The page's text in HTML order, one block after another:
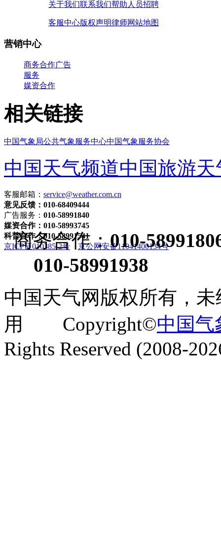
关于我们联系我们帮助 人员招聘
客服中心版权声明律师网站地图
营销中心
商务合作广告
服务
媒资合作
相关链接
中国气象局公共气象服务中心中国气象服务协会
中国天气频道中国旅游天
客服邮箱： service@weather.com.cn
意见反馈：010-68409444
广告服务： 010-58991840
媒资合作：010-58993745
科普合作：010-58991541
京ICP证010385-2号
京公网安备11041400134号
商务合作：010-
010-58991938
中国天气网版权所有，
用 Copyright©中国气
Rights Reserved (2008-